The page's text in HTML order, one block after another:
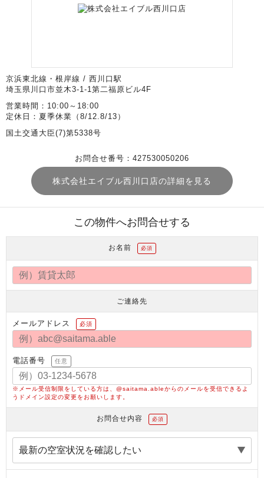
京浜東北線・根岸線 / 西川口駅
埼玉県川口市並木3-1-1第二福原ビル4F
営業時間：10:00～18:00
定休日：夏季休業（8/12.8/13）
国土交通大臣(7)第5338号
お問合せ番号：427530050206
株式会社エイブル西川口店の詳細を見る
この物件へお問合せする
お名前 必須
ご連絡先
メールアドレス 必須
電話番号 任意
※メール受信制限をしている方は、@saitama.ableからのメールを受信できるよ
うドメイン設定の変更をお願いします。
お問合せ内容 必須